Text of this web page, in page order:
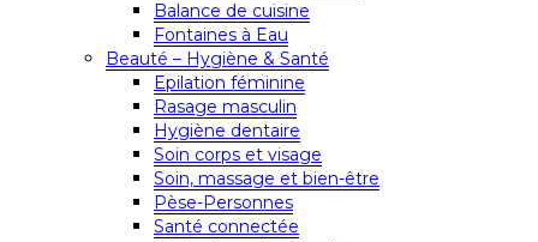
Balance de cuisine
Fontaines à Eau
Beauté – Hygiène & Santé
Epilation féminine
Rasage masculin
Hygiène dentaire
Soin corps et visage
Soin, massage et bien-être
Pèse-Personnes
Santé connectée